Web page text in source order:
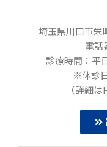
埼玉県川口市
電話
診療時間：平
※休診
（詳細